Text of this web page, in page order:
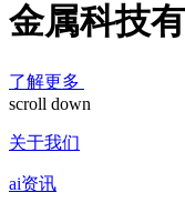
金属科技
了解更多
scroll down
关于我们
ai资讯